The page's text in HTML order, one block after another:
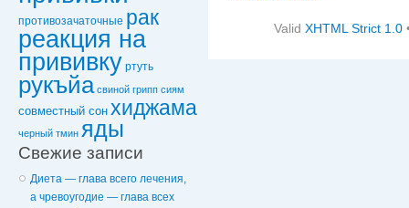
противозачаточные рак
реакция на
прививку ртуть
рукъйа свиной грипп сиям
совместный сон хиджама
черный тмин яды
Свежие записи
Диета — глава всего лечения,
а чревоугодие — глава всех
ValidXHTML Strict 1.0